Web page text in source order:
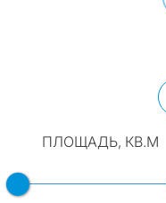
ПЛОЩАДЬ, КВ.М